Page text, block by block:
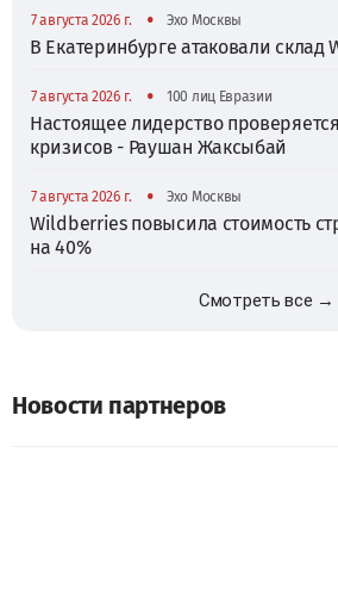
7 августа 2026 г. • Эхо Москвы
В Екатеринбурге атаковали
7 августа 2026 г. • 100 лиц Евразии
Настоящее лидерство
кризисов - Раушан Жаксыбай
7 августа 2026 г. • Эхо Москвы
Wildberries повысила стоимость
на 40%
Смотреть все →
Новости партнеров